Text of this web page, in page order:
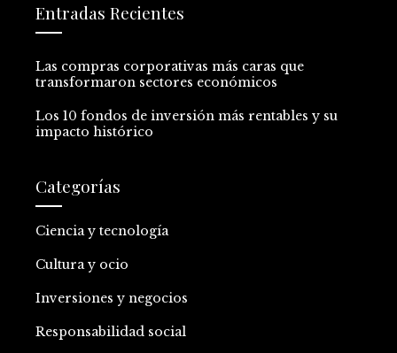
Entradas Recientes
Las compras corporativas más caras que
transformaron sectores económicos
Los 10 fondos de inversión más rentables y su
impacto histórico
Categorías
Ciencia y tecnología
Cultura y ocio
Inversiones y negocios
Responsabilidad social